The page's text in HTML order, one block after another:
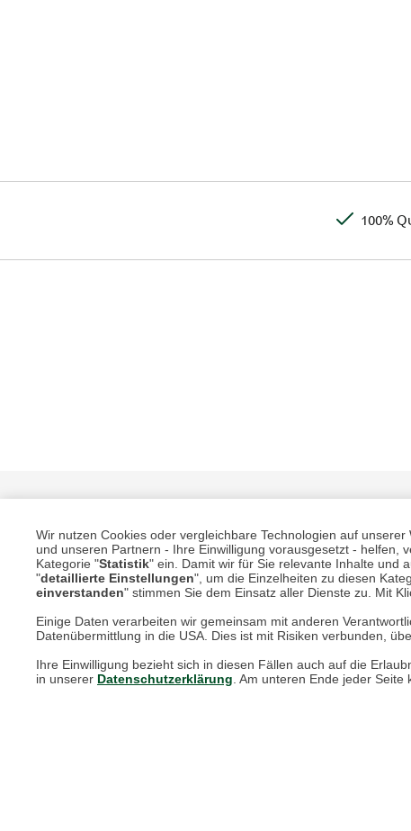
Wir nutzen Cookies oder vergleichbare Technologien auf
und unseren Partnern - Ihre Einwilligung vorausgesetzt - helfen,
Kategorie "Statistik" ein. Damit wir für Sie relevante Inhalte und
"detaillierte Einstellungen", um die Einzelheiten zu diesen
einverstanden" stimmen Sie dem Einsatz aller Dienste zu. Mit
Einige Daten verarbeiten wir gemeinsam mit anderen
Datenübermittlung in die USA. Dies ist mit Risiken verbunden,
Ihre Einwilligung bezieht sich in diesen Fällen auch auf die
in unserer Datenschutzerklärung. Am unteren Ende jeder Seite
100%
Unsere Services für Sie
Online Magazin